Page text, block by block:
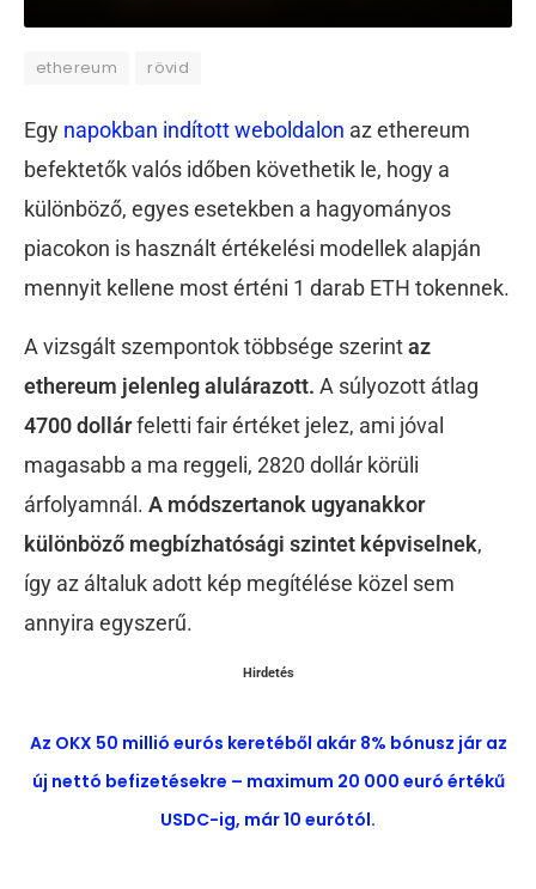
ethereum rövid
Egy napokban indított weboldalon az ethereum
befektetők valós időben követhetik le, hogy a
különböző, egyes esetekben a hagyományos
piacokon is használt értékelési modellek alapján
mennyit kellene most érténi 1 darab ETH tokennek.
A vizsgált szempontok többsége szerintaz
ethereum jelenleg alulárazott. A súlyozott átlag
4700 dollárfeletti fair értéket jelez, ami jóval
magasabb a ma reggeli, 2820 dollár körüli
árfolyamnál. A módszertanok ugyanakkor
különböző megbízhatósági szintet képviselnek,
így az általuk adott kép megítélése közel sem
annyira egyszerű.
Hirdetés
Az OKX 50 millió eurós keretéből akár 8% bónusz jár az
új nettó befizetésekre – maximum 20 000 euró értékű
USDC-ig, már 10 eurótól.